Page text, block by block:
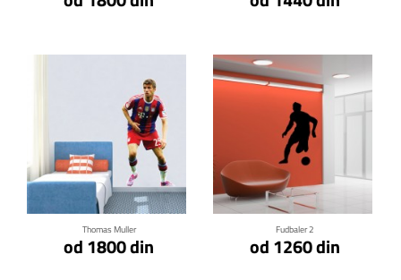
Thomas Muller
od 1800 din
Klikni za detalje
Fudbaler 2
od 1260 din
Klikni za detalje